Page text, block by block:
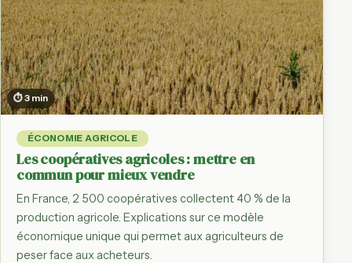
⏱ 3 min
ÉCONOMIE AGRICOLE
Les coopératives agricoles : mettre en
commun pour mieux vendre
En France, 2 500 coopératives collectent 40 % de la
production agricole. Explications sur ce modèle
économique unique qui permet aux agriculteurs de
peser face aux acheteurs.